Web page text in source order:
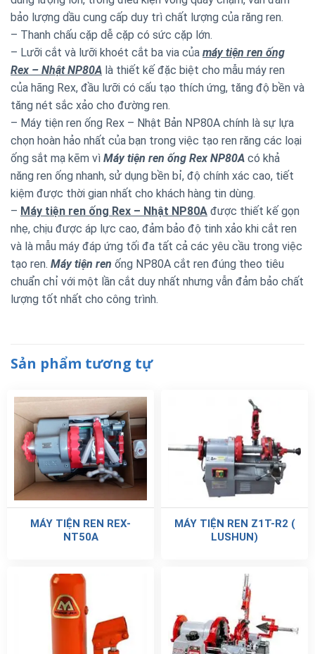
bảo lượng dầu cung cấp duy trì chất lượng của răng ren.
– Thanh chấu cặp dễ cặp có sức cặp lớn.
– Lưỡi cắt và lưỡi khoét cắt ba via của máy tiện ren ống
Rex – Nhật NP80A là thiết kế đặc biệt cho mẫu máy ren
của hãng Rex, đầu lưỡi có cấu tạo thích ứng, tăng độ bền và
tăng nét sắc xảo cho đường ren.
– Máy tiện ren ống Rex – Nhật Bản NP80A chính là sự lựa
chọn hoàn hảo nhất của bạn trong việc tạo ren răng các loại
ống sắt mạ kẽm vì Máy tiện ren ống Rex NP80A có khả
năng ren ống nhanh, sử dụng bền bỉ, độ chính xác cao, tiết
kiệm được thời gian nhất cho khách hàng tin dùng.
– Máy tiện ren ống Rex – Nhật NP80A được thiết kế gọn
nhẹ, chịu được áp lực cao, đảm bảo độ tinh xảo khi cắt ren
và là mẫu máy đáp ứng tối đa tất cả các yêu cầu trong việc
tạo ren. Máy tiện ren ống NP80A cắt ren đúng theo tiêu
chuẩn chỉ với một lần cắt duy nhất nhưng vẫn đảm bảo chất
lượng tốt nhất cho công trình.
Sản phẩm tương tự
MÁY TIỆN REN REX-
NT50A
MÁY TIỆN REN Z1T-R2 (
LUSHUN)